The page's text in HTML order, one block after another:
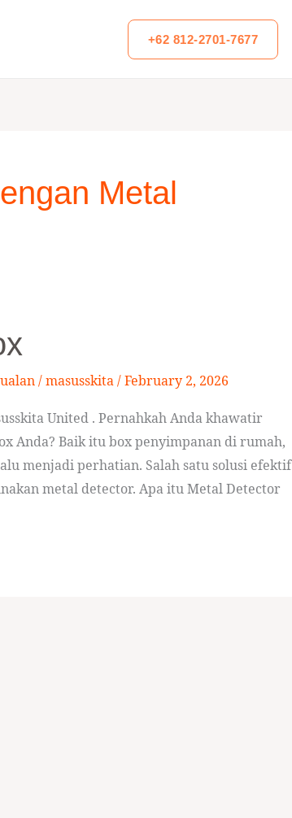
+62 812-2701-7677
Metal
/masusskita/February 2, 2026
United . Pernahkah Anda khawatir
Anda? Baik itu box penyimpanan di rumah,
menjadi perhatian. Salah satu solusi efektif
metal detector. Apa itu Metal Detector